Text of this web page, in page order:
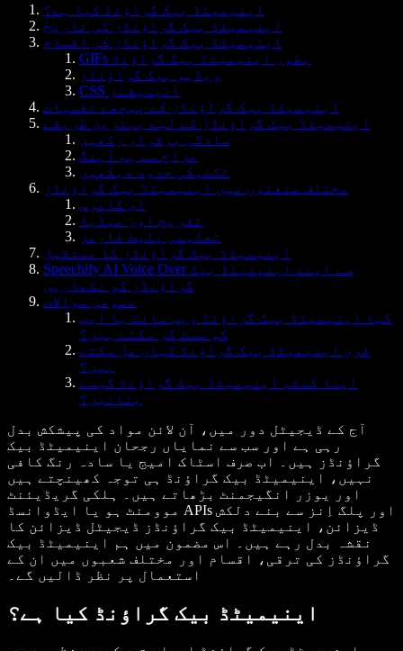
اینیمیٹڈ بیک گراؤنڈ کیا ہے؟
اینیمیٹڈ بیک گراؤنڈز کی تاریخ
اینیمیٹڈ بیک گراؤنڈز کی اقسام
GIFs بطور اینیمیٹڈ بیک گراؤنڈ
ویڈیو بیک گراؤنڈز
CSS انیمیشنز
اینیمیٹڈ بیک گراؤنڈز کے پیچھے نفسیات
اینیمیٹڈ بیک گراؤنڈز کے لیے بہترین طریقے
سادگی برقرار رکھیں
مزاج سے ہم آہنگ
تکنیکی حدود دیکھیں
مختلف صنعتوں میں اینیمیٹڈ بیک گراؤنڈز
ای کامرس
تفریح اور میڈیا
تعلیمی پلیٹ فارمز
اینیمیٹڈ بیک گراؤنڈز کا مستقبل
Speechify AI Voice Over سے اپنے اینیمیٹڈ بیک
گراؤنڈز کو نکھاریں
عمومی سوالات
کیا اینیمیٹڈ بیک گراؤنڈ ویب سائٹ یا ایپ
کو سست کر سکتے ہیں؟
فری اینیمیٹڈ بیک گراؤنڈ کہاں مل سکتے
ہیں؟
اپنا کسٹم اینیمیٹڈ بیک گراؤنڈ کیسے
بنائیں؟
آج کے ڈیجیٹل دور میں، آن لائن مواد کی پیشکش بدل
رہی ہے اور سب سے نمایاں رجحان اینیمیٹڈ بیک
گراؤنڈز ہیں۔ اب صرف اسٹاک امیج یا سادہ رنگ کافی
نہیں، اینیمیٹڈ بیک گراؤنڈ ہی توجہ کھینچتے ہیں
اور یوزر انگیجمنٹ بڑھاتے ہیں۔ ہلکی گریڈیئنٹ
موومنٹ ہو یا ایڈوانسڈ APIs اور پلگ اِنز سے بنے دلکش
ڈیزائن، اینیمیٹڈ بیک گراؤنڈز ڈیجیٹل ڈیزائن کا
نقشہ بدل رہے ہیں۔ اس مضمون میں ہم اینیمیٹڈ بیک
گراؤنڈز کی ترقی، اقسام اور مختلف شعبوں میں ان کے
استعمال پر نظر ڈالیں گے۔
اینیمیٹڈ بیک گراؤنڈ کیا ہے؟